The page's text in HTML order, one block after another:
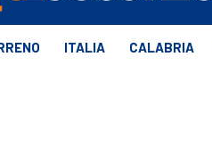
ITALIA CALABRIA